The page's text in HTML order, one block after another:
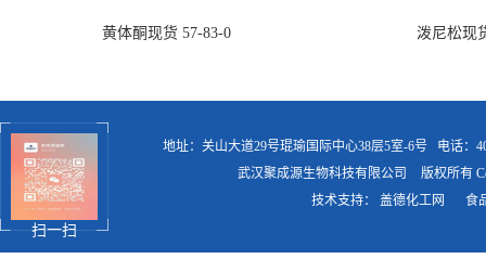
黄体酮现货 57-83-0 泼尼松现
扫一扫
地址：关山大道29号琨瑜国际中心38层5室-6号 电话：
武汉聚成源生物科技有限公司
版权所有
技术支持： 盖德化工网 食